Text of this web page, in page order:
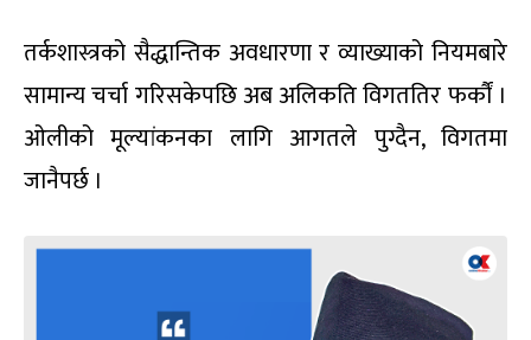
तर्कशास्त्रको सैद्धान्तिक अवधारणा र व्याख्याको नियमबारे
सामान्य चर्चा गरिसकेपछि अब अलिकति विगततिर फर्कौं ।
ओलीको मूल्यांकनका लागि आगतले पुग्दैन, विगतमा
जानैपर्छ ।